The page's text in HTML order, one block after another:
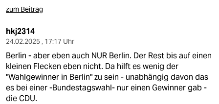
zum Beitrag
hkj2314
24.02.2025 , 17:17 Uhr
Berlin - aber eben auch NUR Berlin. Der Rest bis auf einen
kleinen Flecken eben nicht. Da hilft es wenig der
"Wahlgewinner in Berlin" zu sein - unabhängig davon das
es bei einer -Bundestagswahl- nur einen Gewinner gab -
die CDU.